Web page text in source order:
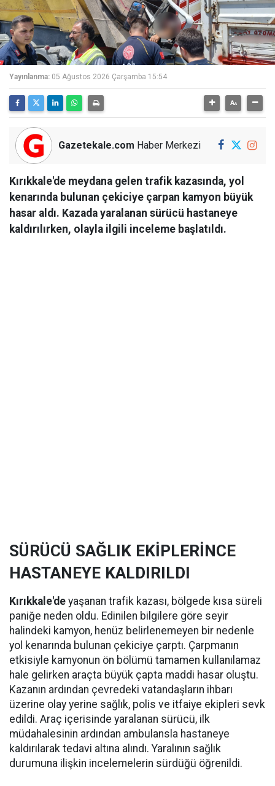
Yayınlanma: 05 Ağustos 2026 Çarşamba 15:54
Gazetekale.com Haber Merkezi
Kırıkkale'de meydana gelen trafik kazasında, yol
kenarında bulunan çekiciye çarpan kamyon büyük
hasar aldı. Kazada yaralanan sürücü hastaneye
kaldırılırken, olayla ilgili inceleme başlatıldı.
SÜRÜCÜ SAĞLIK EKİPLERİNCE
HASTANEYE KALDIRILDI
Kırıkkale'de yaşanan trafik kazası, bölgede kısa süreli
paniğe neden oldu. Edinilen bilgilere göre seyir
halindeki kamyon, henüz belirlenemeyen bir nedenle
yol kenarında bulunan çekiciye çarptı. Çarpmanın
etkisiyle kamyonun ön bölümü tamamen kullanılamaz
hale gelirken araçta büyük çapta maddi hasar oluştu.
Kazanın ardından çevredeki vatandaşların ihbarı
üzerine olay yerine sağlık, polis ve itfaiye ekipleri sevk
edildi. Araç içerisinde yaralanan sürücü, ilk
müdahalesinin ardından ambulansla hastaneye
kaldırılarak tedavi altına alındı. Yaralının sağlık
durumuna ilişkin incelemelerin sürdüğü öğrenildi.